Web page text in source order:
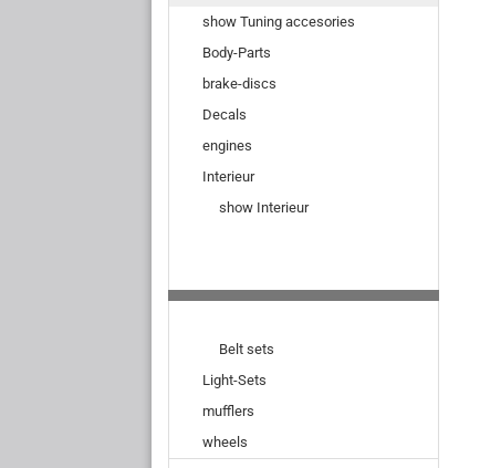
show Tuning accesories
Body-Parts
brake-discs
Decals
engines
Interieur
show Interieur
Belt sets
Light-Sets
mufflers
wheels